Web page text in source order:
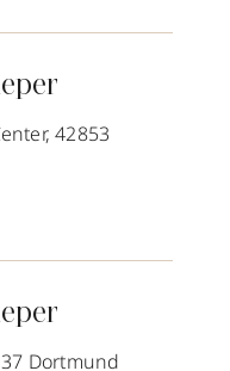
42853
Dortmund